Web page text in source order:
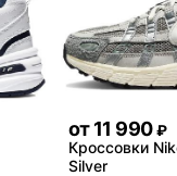
от 11 990 ₽
Кроссовки
Silver